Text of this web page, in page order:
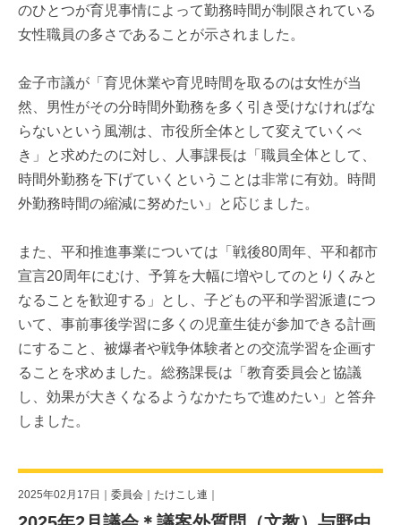
のひとつが育児事情によって勤務時間が制限されている
女性職員の多さであることが示されました。
金子市議が「育児休業や育児時間を取るのは女性が当
然、男性がその分時間外勤務を多く引き受けなければな
らないという風潮は、市役所全体として変えていくべ
き」と求めたのに対し、人事課長は「職員全体として、
時間外勤務を下げていくということは非常に有効。時間
外勤務時間の縮減に努めたい」と応じました。
また、平和推進事業については「戦後80周年、平和都市
宣言20周年にむけ、予算を大幅に増やしてのとりくみと
なることを歓迎する」とし、子どもの平和学習派遣につ
いて、事前事後学習に多くの児童生徒が参加できる計画
にすること、被爆者や戦争体験者との交流学習を企画す
ることを求めました。総務課長は「教育委員会と協議
し、効果が大きくなるようなかたちで進めたい」と答弁
しました。
2025年02月17日｜ 委員会 たけこし連